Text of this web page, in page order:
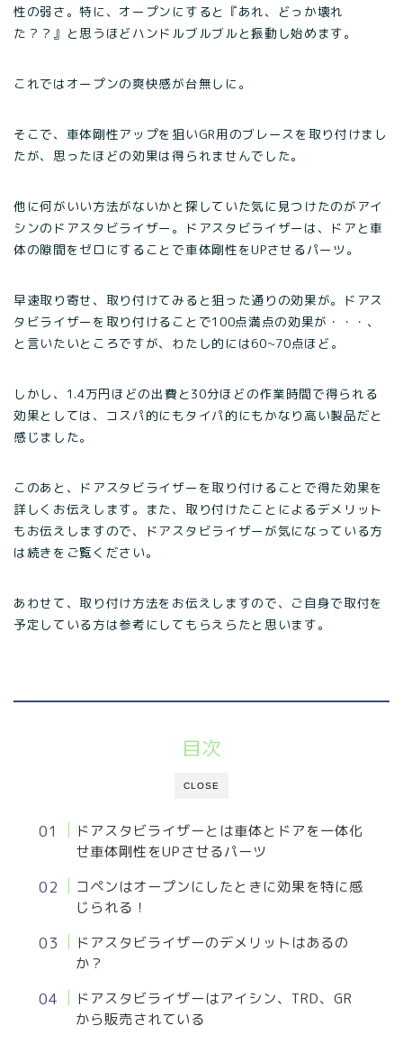
性の弱さ。特に、オープンにすると『あれ、どっか壊れ
た？？』と思うほどハンドルブルブルと振動し始めます。
これではオープンの爽快感が台無しに。
そこで、車体剛性アップを狙いGR用のブレースを取り付けまし
たが、思ったほどの効果は得られませんでした。
他に何がいい方法がないかと探していた気に見つけたのがアイ
シンのドアスタビライザー。ドアスタビライザーは、ドアと車
体の隙間をゼロにすることで車体剛性をUPさせるパーツ。
早速取り寄せ、取り付けてみると狙った通りの効果が。ドアス
タビライザーを取り付けることで100点満点の効果が・・・、
と言いたいところですが、わたし的には60~70点ほど。
しかし、1.4万円ほどの出費と30分ほどの作業時間で得られる
効果としては、コスパ的にもタイパ的にもかなり高い製品だと
感じました。
このあと、ドアスタビライザーを取り付けることで得た効果を
詳しくお伝えします。また、取り付けたことによるデメリット
もお伝えしますので、ドアスタビライザーが気になっている方
は続きをご覧ください。
あわせて、取り付け方法をお伝えしますので、ご自身で取付を
予定している方は参考にしてもらえらたと思います。
CLOSE
目次
ドアスタビライザーとは車体とドアを一体化
せ車体剛性をUPさせるパーツ
コペンはオープンにしたときに効果を特に感
じられる！
ドアスタビライザーのデメリットはあるの
か？
ドアスタビライザーはアイシン、TRD、GR
から販売されている